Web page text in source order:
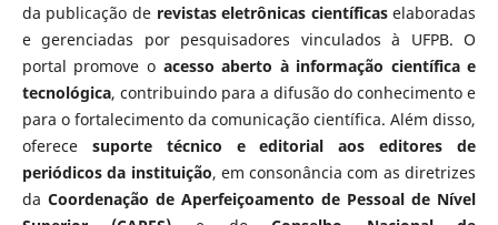
da publicação de revistas eletrônicas científicaselaboradas
e gerenciadas por pesquisadores vinculados à UFPB. O
portal promove o acesso aberto à informação científica e
tecnológica, contribuindo para a difusão do conhecimento e
para o fortalecimento da comunicação científica. Além disso,
oferece suporte técnico e editorial aos editores de
periódicos da instituição, em consonância com as diretrizes
da Coordenação de Aperfeiçoamento de Pessoal de Nível